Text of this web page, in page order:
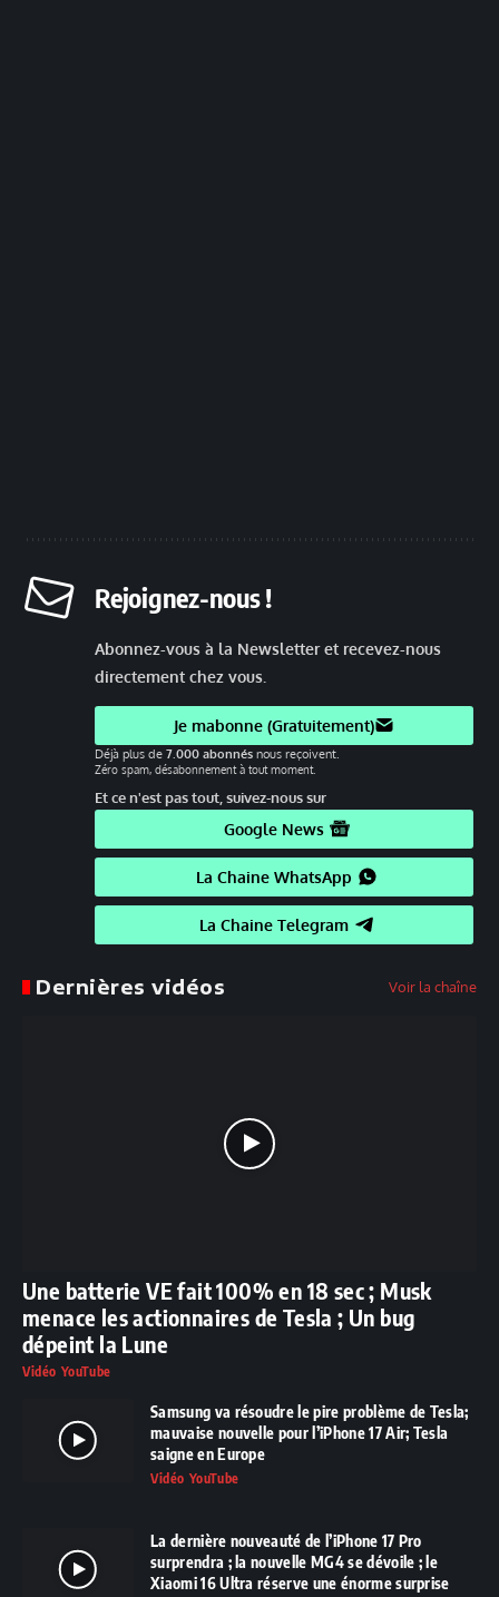
Rejoignez-nous !
Abonnez-vous à la Newsletter et recevez-nous
directement chez vous.
Je mabonne (Gratuitement)
Déjà plus de 7.000 abonnés nous reçoivent.
Zéro spam, désabonnement à tout moment.
Et ce n'est pas tout, suivez-nous sur
Google News
La Chaine WhatsApp
La Chaine Telegram
Dernières vidéos Voir la chaîne
Une batterie VE fait 100% en 18 sec ; Musk
menace les actionnaires de Tesla ; Un bug
dépeint la Lune
Vidéo YouTube
Samsung va résoudre le pire problème de Tesla;
mauvaise nouvelle pour l’iPhone 17 Air; Tesla
saigne en Europe
Vidéo YouTube
La dernière nouveauté de l’iPhone 17 Pro
surprendra ; la nouvelle MG4 se dévoile ; le
Xiaomi 16 Ultra réserve une énorme surprise